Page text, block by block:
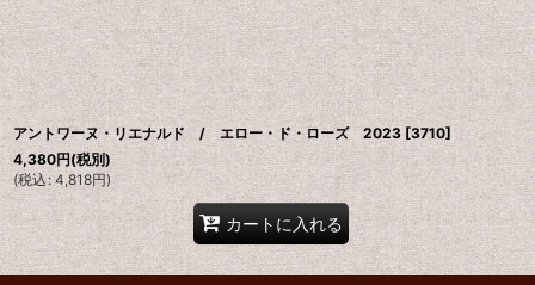
並び順
アントワーヌ・リエナルド / エロー・ド・ローズ 2023 [3710]
4,380円(税別)
(税込: 4,818円)
カートに入れる